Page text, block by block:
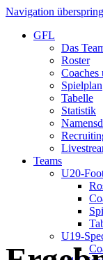
Navigation
GFL
Das
Roster
Coaches
Spielplan
Tabelle
Statistik
Teams
U20-
U19-